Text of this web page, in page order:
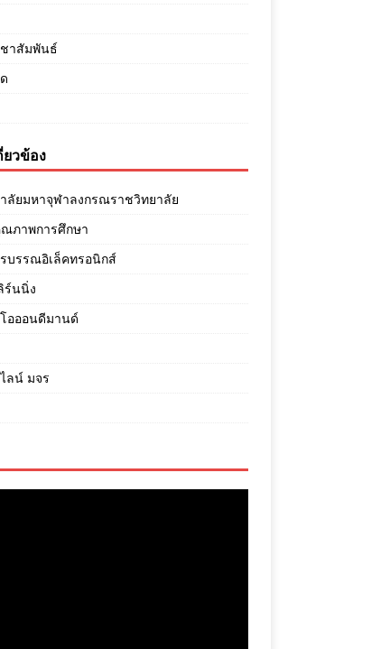
าสัมพันธ์
ยวข้อง
ลัยมหาจุฬาลงกรณราชวิทยาลัย
ภาพการศึกษา
บรรณอิเล็คทรอนิกส์
ร์นนิ่ง
อออนดีมานด์
ลน์ มจร